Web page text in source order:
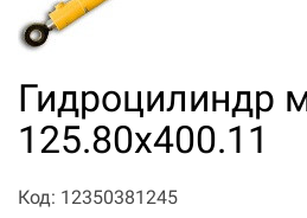
Гидроцилиндр
125.80х400.11
Код: 12350381245